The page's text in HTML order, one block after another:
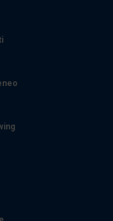
momento
contenuti ed
media e per
inoltre
sito con i
dei dati web,
o che hanno